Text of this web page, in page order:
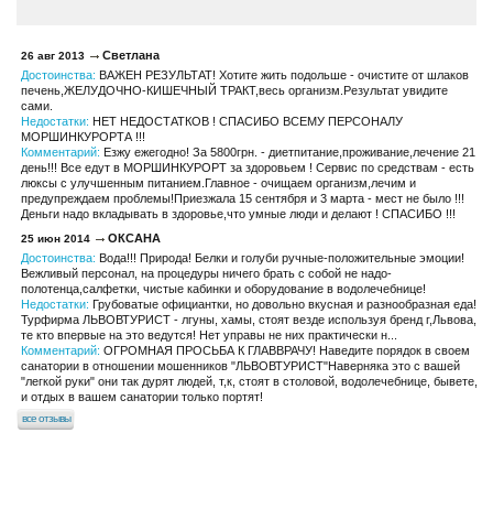
26 авг 2013
Светлана
Достоинства: ВАЖЕН РЕЗУЛЬТАТ! Хотите жить подольше - очистите от шлаков
печень,ЖЕЛУДОЧНО-КИШЕЧНЫЙ ТРАКТ,весь организм.Результат увидите
сами.
Недостатки: НЕТ НЕДОСТАТКОВ ! СПАСИБО ВСЕМУ ПЕРСОНАЛУ
МОРШИНКУРОРТА !!!
Комментарий: Езжу ежегодно! За 5800грн. - диетпитание,проживание,лечение 21
день!!! Все едут в МОРШИНКУРОРТ за здоровьем ! Сервис по средствам - есть
люксы с улучшенным питанием.Главное - очищаем организм,лечим и
предупреждаем проблемы!Приезжала 15 сентября и 3 марта - мест не было !!!
Деньги надо вкладывать в здоровье,что умные люди и делают ! СПАСИБО !!!
25 июн 2014
ОКСАНА
Достоинства: Вода!!! Природа! Белки и голуби ручные-положительные эмоции!
Вежливый персонал, на процедуры ничего брать с собой не надо-
полотенца,салфетки, чистые кабинки и оборудование в водолечебнице!
Недостатки: Грубоватые официантки, но довольно вкусная и разнообразная еда!
Турфирма ЛЬВОВТУРИСТ - лгуны, хамы, стоят везде используя бренд г,Львова,
те кто впервые на это ведутся! Нет управы не них практически н...
Комментарий: ОГРОМНАЯ ПРОСЬБА К ГЛАВВРАЧУ! Наведите порядок в своем
санатории в отношении мошенников "ЛЬВОВТУРИСТ"Наверняка это с вашей
"легкой руки" они так дурят людей, т,к, стоят в столовой, водолечебнице, бывете,
и отдых в вашем санатории только портят!
все отзывы